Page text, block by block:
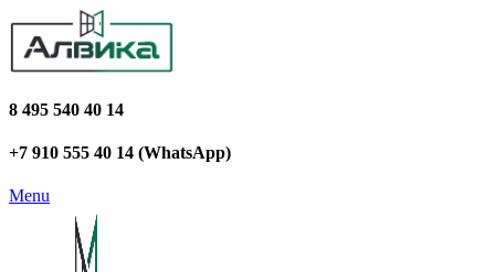
8 495 540 40 14
+7 910 555 40 14 (WhatsApp)
Menu